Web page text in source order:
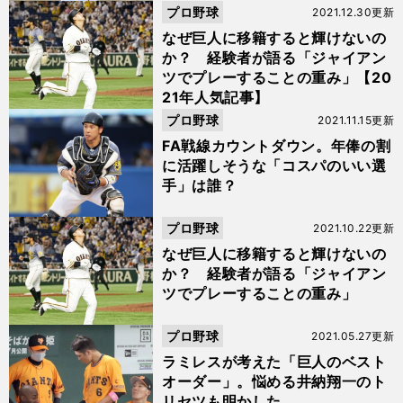
なぜ巨人に移籍すると輝けないの
か？ 経験者が語る「ジャイアン
ツでプレーすることの重み」【20
21年人気記事】
2021.12.30更新
プロ野球
FA戦線カウントダウン。年俸の割
に活躍しそうな「コスパのいい選
手」は誰？
2021.11.15更新
プロ野球
なぜ巨人に移籍すると輝けないの
か？ 経験者が語る「ジャイアン
ツでプレーすることの重み」
2021.10.22更新
プロ野球
ラミレスが考えた「巨人のベスト
オーダー」。悩める井納翔一のト
2021.05.27更新
プロ野球